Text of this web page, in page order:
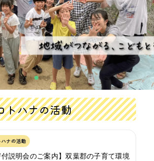
トハナの活動
ハナの活動
付説明会のご案内】双葉郡の子育て環境